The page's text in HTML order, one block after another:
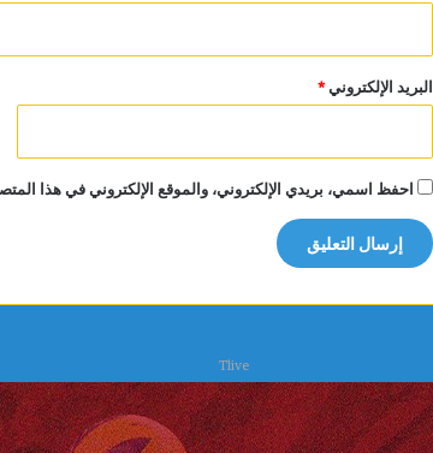
البريد الإلكتروني*
احفظ اسمي، بريدي الإلكتروني، والموقع الإلكتروني في هذا
Tlive